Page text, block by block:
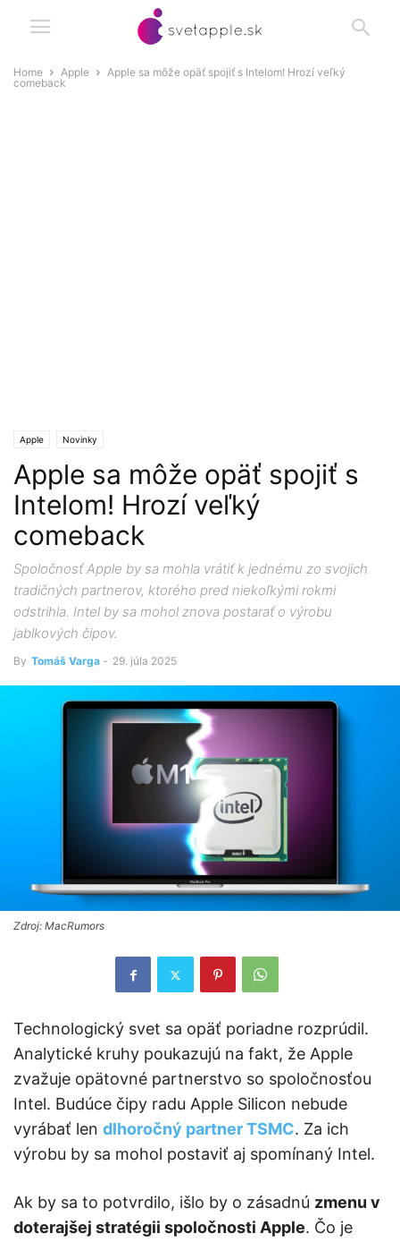
Home Apple
Apple sa môže opäť spojiť s Intelom! Hrozí veľký
comeback
Apple Novinky
Apple sa môže opäť spojiť s
Intelom! Hrozí veľký
comeback
Spoločnosť Apple by sa mohla vrátiť k jednému zo svojich
tradičných partnerov, ktorého pred niekoľkými rokmi
odstrihla. Intel by sa mohol znova postarať o výrobu
jablkových čipov.
By Tomáš Varga - 29. júla 2025
Zdroj: MacRumors
Technologický svet sa opäť poriadne rozprúdil.
Analytické kruhy poukazujú na fakt, že Apple
zvažuje opätovné partnerstvo so spoločnosťou
Intel. Budúce čipy radu Apple Silicon nebude
vyrábať len dlhoročný partner TSMC. Za ich
výrobu by sa mohol postaviť aj spomínaný Intel.
Ak by sa to potvrdilo, išlo by o zásadnú zmenu v
doterajšej stratégii spoločnosti Apple. Čo je